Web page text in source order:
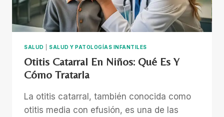
SALUD SALUD Y PATOLOGÍAS INFANTILES
Otitis Catarral En Niños: Qué Es Y
Cómo Tratarla
La otitis catarral, también conocida como
otitis media con efusión, es una de las